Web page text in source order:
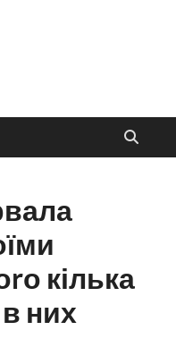
кілька
в них